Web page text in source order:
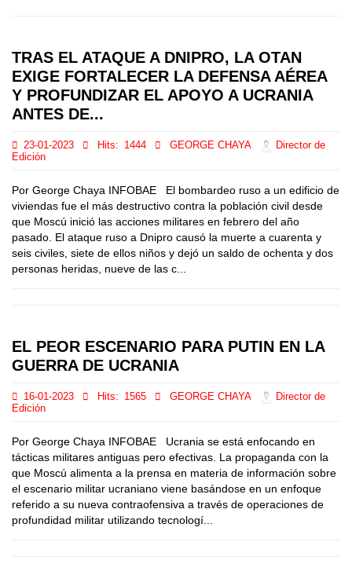
TRAS EL ATAQUE A DNIPRO, LA OTAN
EXIGE FORTALECER LA DEFENSA AÉREA
Y PROFUNDIZAR EL APOYO A UCRANIA
ANTES DE...
23-01-2023 Hits: 1444 GEORGE CHAYA
Director de
Edición
Por George Chaya INFOBAE El bombardeo ruso a un edificio de
viviendas fue el más destructivo contra la población civil desde
que Moscú inició las acciones militares en febrero del año
pasado. El ataque ruso a Dnipro causó la muerte a cuarenta y
seis civiles, siete de ellos niños y dejó un saldo de ochenta y dos
personas heridas, nueve de las c...
EL PEOR ESCENARIO PARA PUTIN EN LA
GUERRA DE UCRANIA
16-01-2023 Hits: 1565 GEORGE CHAYA
Director de
Edición
Por George Chaya INFOBAE Ucrania se está enfocando en
tácticas militares antiguas pero efectivas. La propaganda con la
que Moscú alimenta a la prensa en materia de información sobre
el escenario militar ucraniano viene basándose en un enfoque
referido a su nueva contraofensiva a través de operaciones de
profundidad militar utilizando tecnologí...